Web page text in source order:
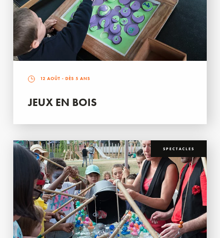
12 AOÛT - DÈS 5 ANS
JEUX EN BOIS
SPECTACLES